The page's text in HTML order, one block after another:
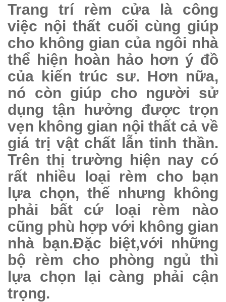
Trang trí rèm cửa là công
việc nội thất cuối cùng giúp
cho không gian của ngôi nhà
thể hiện hoàn hảo hơn ý đồ
của kiến trúc sư. Hơn nữa,
nó còn giúp cho người sử
dụng tận hưởng được trọn
vẹn không gian nội thất cả về
giá trị vật chất lẫn tinh thần.
Trên thị trường hiện nay có
rất nhiều loại rèm cho bạn
lựa chọn, thế nhưng không
phải bất cứ loại rèm nào
cũng phù hợp với không gian
nhà bạn.Đặc biệt,với những
bộ rèm cho phòng ngủ thì
lựa chọn lại càng phải cận
trọng.